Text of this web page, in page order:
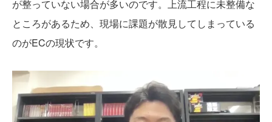
が整っていない場合が多いのです。上流工程に未整備な
ところがあるため、現場に課題が散見してしまっている
のがECの現状です。